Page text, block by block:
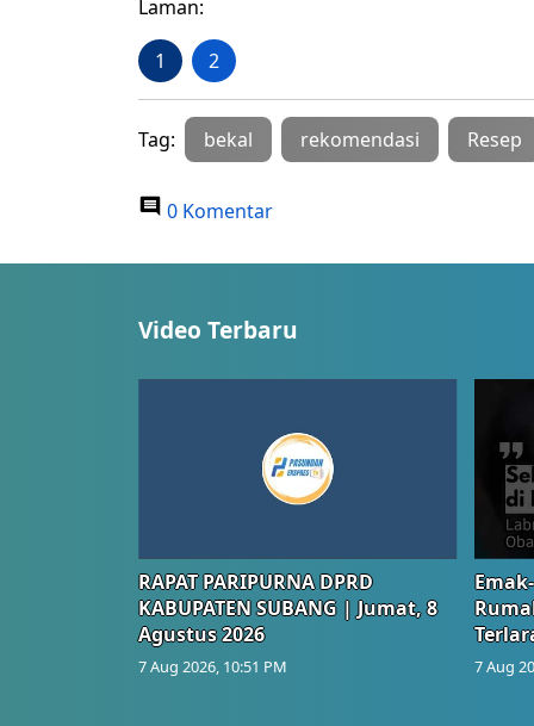
Laman:
1 2
Tag: bekal rekomendasi Resep
0 Komentar
Video Terbaru
RAPAT PARIPURNA DPRD
KABUPATEN SUBANG | Jumat, 8
Agustus 2026
7 Aug 2026, 10:51 PM 7 Aug